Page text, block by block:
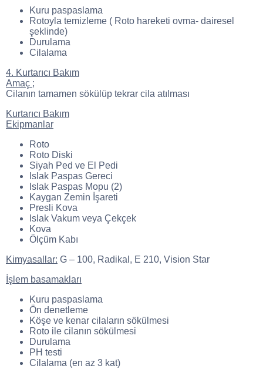
Kuru paspaslama
Rotoyla temizleme ( Roto hareketi ovma- dairesel
şeklinde)
Durulama
Cilalama
4. Kurtarıcı Bakım
Amaç ;
Cilanın tamamen sökülüp tekrar cila atılması
Kurtarıcı Bakım
Ekipmanlar
Roto
Roto Diski
Siyah Ped ve El Pedi
Islak Paspas Gereci
Islak Paspas Mopu (2)
Kaygan Zemin İşareti
Presli Kova
Islak Vakum veya Çekçek
Kova
Ölçüm Kabı
Kimyasallar: G – 100, Radikal, E 210, Vision Star
İşlem basamakları
Kuru paspaslama
Ön denetleme
Köşe ve kenar cilaların sökülmesi
Roto ile cilanın sökülmesi
Durulama
PH testi
Cilalama (en az 3 kat)